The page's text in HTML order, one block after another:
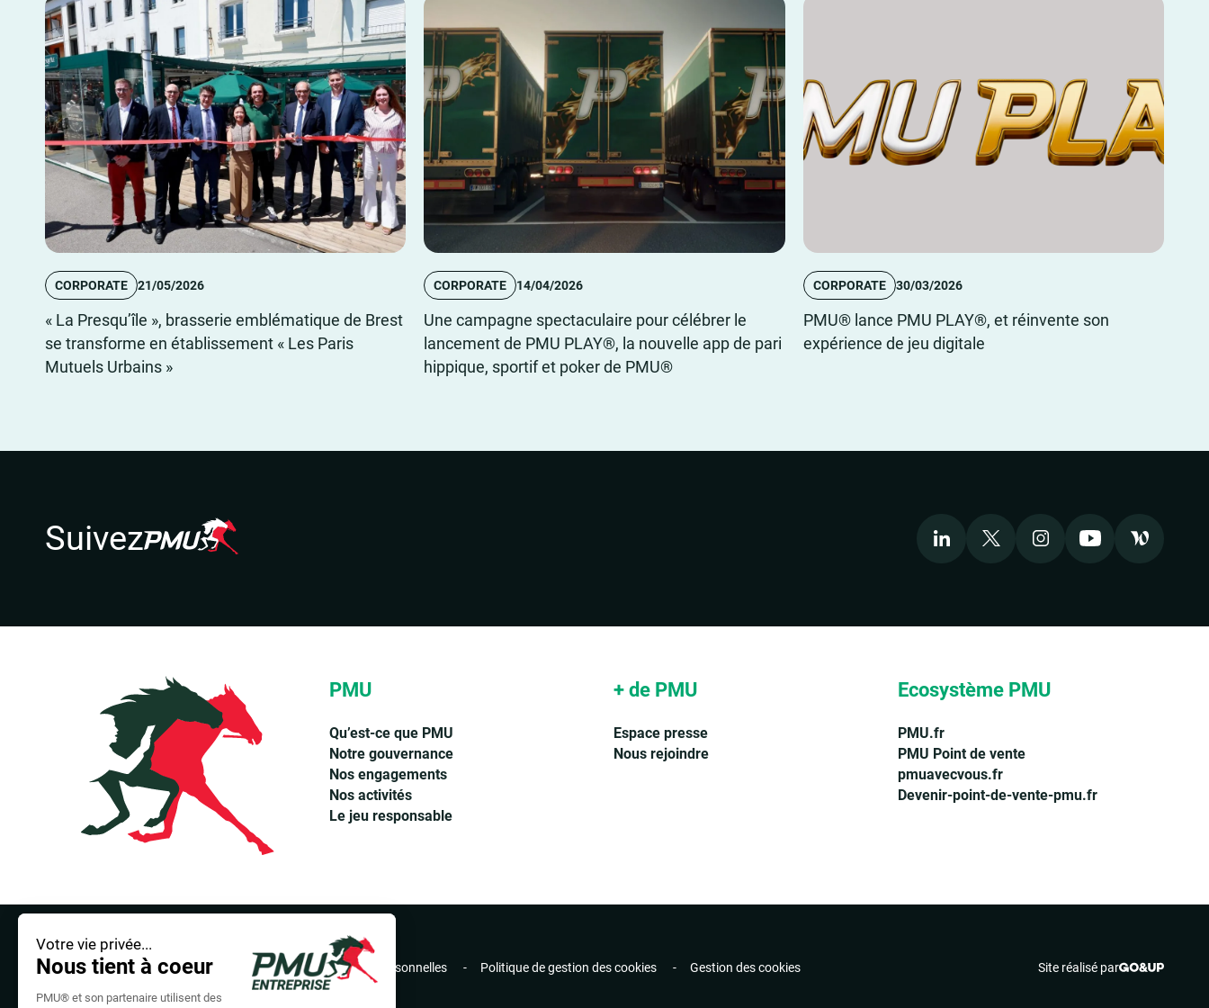
CORPORATE 21/05/2026
« La Presqu’île », brasserie emblématique de Brest
se transforme en établissement « Les Paris
Mutuels Urbains »
CORPORATE 14/04/2026
Une campagne spectaculaire pour célébrer le
lancement de PMU PLAY®, la nouvelle app de pari
hippique, sportif et poker de PMU®
CORPORATE 30/03/2026
PMU® lance PMU PLAY®, et réinvente son
expérience de jeu digitale
Suivez
Accepter les cookies pour voir la vidéo
PMU
Qu’est-ce que PMU
Notre gouvernance
Nos engagements
Nos activités
Le jeu responsable
+ de PMU
Espace presse
Nous rejoindre
Ecosystème PMU
PMU.fr
PMU Point de vente
pmuavecvous.fr
Devenir-point-de-vente-pmu.fr
Mentions Légales Politique de protection des données personnelles Politique de gestion des cookies Gestion des cookies Site réalisé par